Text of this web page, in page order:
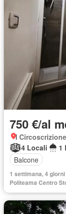
750 €/al
I
4 Locali
1
Balcone
1 settimana, 4
Politeama Centro